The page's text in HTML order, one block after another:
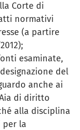
Corte di
normativi
(a partire
esaminate,
del
anche ai
di diritto
alla disciplina
per la